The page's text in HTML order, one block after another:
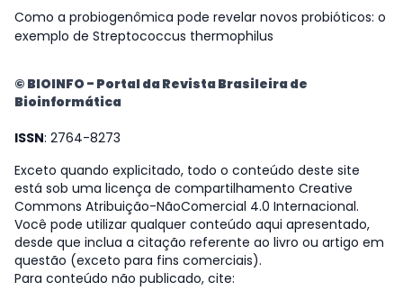
Como a probiogenômica pode revelar novos probióticos: o
exemplo de Streptococcus thermophilus
© BIOINFO - Portal da Revista Brasileira de
Bioinformática
ISSN: 2764-8273
Exceto quando explicitado, todo o conteúdo deste site
está sob uma licença de compartilhamento Creative
Commons Atribuição-NãoComercial 4.0 Internacional.
Você pode utilizar qualquer conteúdo aqui apresentado,
desde que inclua a citação referente ao livro ou artigo em
questão (exceto para fins comerciais).
Para conteúdo não publicado, cite: